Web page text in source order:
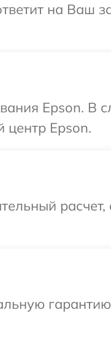
на Ваш
Epson. В
центр Epson.